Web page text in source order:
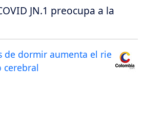
JN.1 preocupa a la